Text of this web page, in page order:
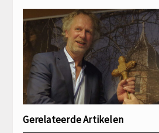
Gerelateerde Artikelen